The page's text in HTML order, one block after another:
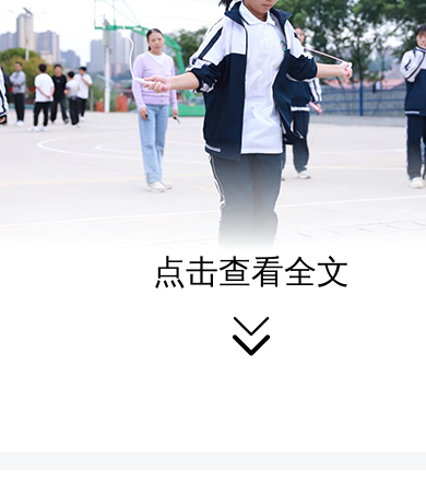
赛时间设为一分钟，涵
点击查看全文
